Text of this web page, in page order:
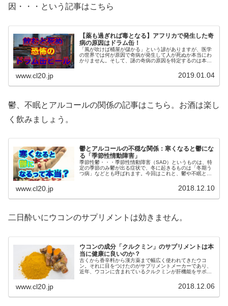
因・・・という記事はこちら
【薬も過ぎれば毒となる】アフリカで発生した奇
病の原因はドラム缶！
「風が吹けば桶屋が儲かる」という諺がありますが、医学
の世界では何が原因で奇病が発生して人が死ぬか本当にわ
かりません。そして、謎の奇病の原因を特定するのは本当
www.cl20.jp 2019.01.04
鬱、不眠とアルコールの関係の記事はこちら。お酒は楽し
く飲みましょう。
鬱とアルコールの不穏な関係：寒くなると鬱にな
る「季節性情動障害」
季節性鬱・・・季節性情動障害（SAD）というものは、特
定の季節のみ鬱が出る症状で、冬に起きるものは「冬期う
つ病」などとも呼ばれます。今回はこれと、鬱や不眠とア
www.cl20.jp 2018.12.10
二日酔いにウコンのサプリメントは効きません。
ウコンの成分「クルクミン」のサプリメントは本
当に健康に良いのか？
古くから香辛料から漢方薬まで幅広く使われてきたウコ
ン。それに目をつけたのがサプリメントメーカーであり、
近年、ウコンに含まれているクルクミンが肝機能をサポー
www.cl20.jp 2018.12.06